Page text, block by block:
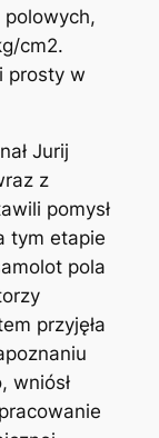
cm2.
prosty w
Jurij
z
pomysł
tym etapie
pola
przyjęła
wniósł